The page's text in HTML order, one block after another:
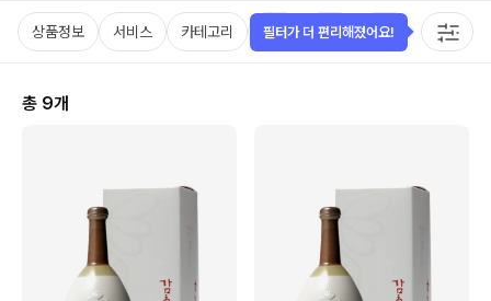
상품정보 서비스 카테고리 가격 국가 용량 태그
총 9개
필터가 더 편리해졌어요!